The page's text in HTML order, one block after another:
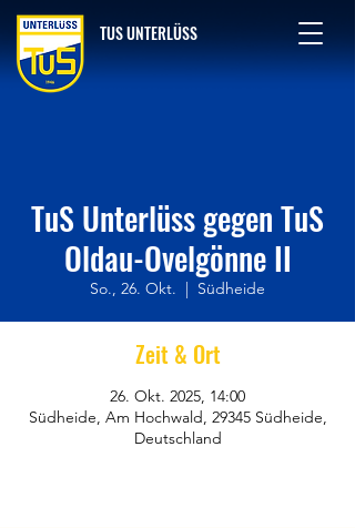
TUS UNTERLÜSS
TuS Unterlüss gegen TuS
Oldau-Ovelgönne II
So., 26. Okt.
  |
Südheide
Zeit & Ort
26. Okt. 2025, 14:00
Südheide, Am Hochwald, 29345 Südheide,
Deutschland